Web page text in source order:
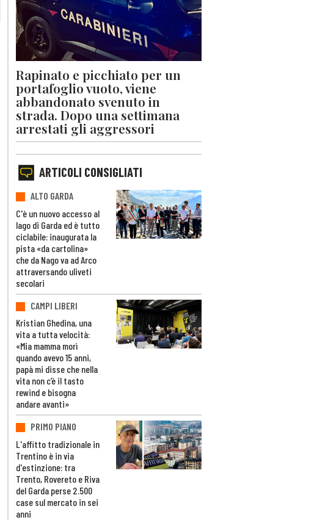
Rapinato e picchiato per un
portafoglio vuoto, viene
abbandonato svenuto in
strada. Dopo una settimana
arrestati gli aggressori
ARTICOLI CONSIGLIATI
ALTO GARDA
C'è un nuovo accesso al
lago di Garda ed è tutto
ciclabile: inaugurata la
pista «da cartolina»
che da Nago va ad Arco
attraversando uliveti
secolari
CAMPI LIBERI
Kristian Ghedina, una
vita a tutta velocità:
«Mia mamma morì
quando avevo 15 anni,
papà mi disse che nella
vita non c’è il tasto
rewind e bisogna
andare avanti»
PRIMO PIANO
L'affitto tradizionale in
Trentino è in via
d'estinzione: tra
Trento, Rovereto e Riva
del Garda perse 2.500
case sul mercato in sei
anni